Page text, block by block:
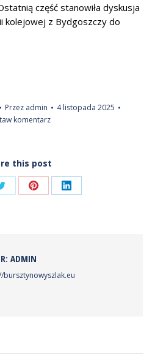
część stanowiła dyskusja
kolejowej z Bydgoszczy do
Przez admin
4 listopada 2025
komentarz
this post
Share Share Share
ADMIN
bursztynowyszlak.eu